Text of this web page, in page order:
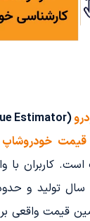
(Car Value Estimator)
خودروشاپ
کاربران با
تولید و حدود
قیمت واقعی